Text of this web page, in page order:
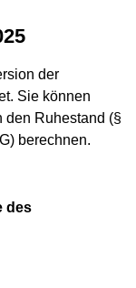
der
Sie können
den Ruhestand (§
berechnen.